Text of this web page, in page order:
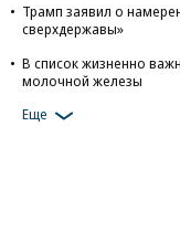
Трамп заявил о
сверхдержавы»
В список жизненно
молочной железы
Еще